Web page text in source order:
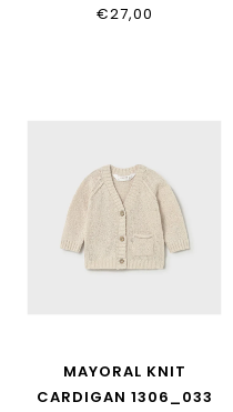
€27,00
MAYORAL KNIT
CARDIGAN 1306_033